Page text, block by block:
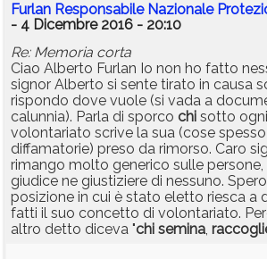
Furlan Responsabile Nazionale
- 4 Dicembre 2016 - 20:10
Re: Memoria corta
Ciao Alberto Furlan Io non ho fatto
signor Alberto si sente tirato in causa
rispondo dove vuole (si vada a
calunnia). Parla di sporco chi sotto
volontariato scrive la sua (cose
diffamatorie) preso da rimorso. Caro
rimango molto generico sulle
giudice ne giustiziere di nessuno.
posizione in cui è stato eletto riesca a
fatti il suo concetto di volontariato.
altro detto diceva "chi semina,